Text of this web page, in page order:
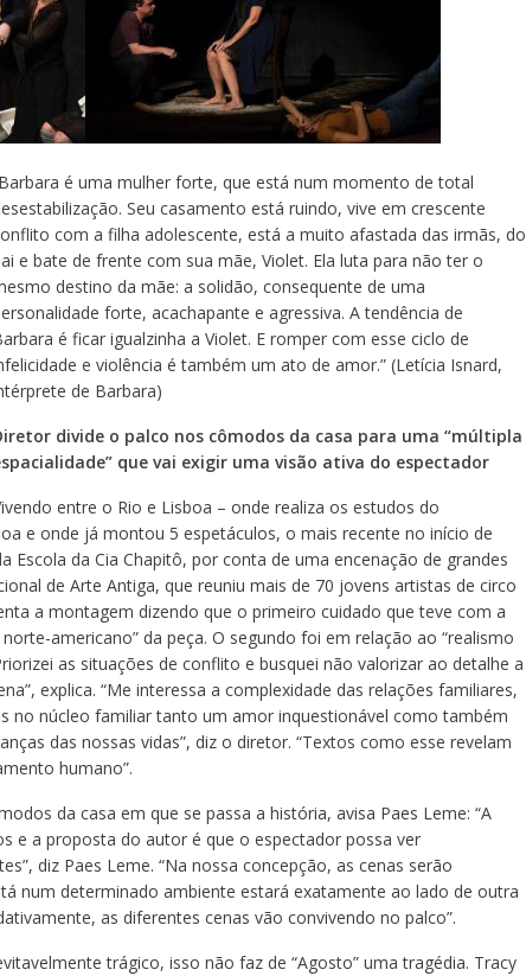
é uma mulher forte, que está num momento de total
Seu casamento está ruindo, vive em crescente
com a filha adolescente, está a muito afastada das irmãs, do
e bate de frente com sua mãe, Violet. Ela luta para não ter o
destino da mãe: a solidão, consequente de uma
forte, acachapante e agressiva. A tendência de
é ficar igualzinha a Violet. E romper com esse ciclo de
e violência é também um ato de amor.” (Letícia Isnard,
de Barbara)
divide o palco nos cômodos da casa para uma “múltipla
que vai exigir uma visão ativa do espectador
entre o Rio e Lisboa – onde realiza os estudos do
e onde já montou 5 espetáculos, o mais recente no início de
Escola da Cia Chapitô, por conta de uma encenação de grandes
de Arte Antiga, que reuniu mais de 70 jovens artistas de circo
a montagem dizendo que o primeiro cuidado que teve com a
americano” da peça. O segundo foi em relação ao “realismo
as situações de conflito e busquei não valorizar ao detalhe a
explica. “Me interessa a complexidade das relações familiares,
no núcleo familiar tanto um amor inquestionável como também
das nossas vidas”, diz o diretor. “Textos como esse revelam
humano”.
da casa em que se passa a história, avisa Paes Leme: “A
e a proposta do autor é que o espectador possa ver
diz Paes Leme. “Na nossa concepção, as cenas serão
num determinado ambiente estará exatamente ao lado de outra
as diferentes cenas vão convivendo no palco”.
trágico, isso não faz de “Agosto” uma tragédia. Tracy